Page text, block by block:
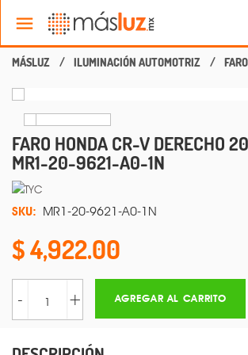
ILUMINACIÓN AUTOMOTRIZ
FARO HONDA CR-V DERECHO
MR1-20-9621-A0-1N
SKU: MR1-20-9621-A0-1N
4,922.00
- + AGREGAR AL CARRITO